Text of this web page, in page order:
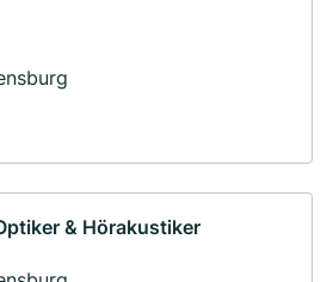
& Hörakustiker